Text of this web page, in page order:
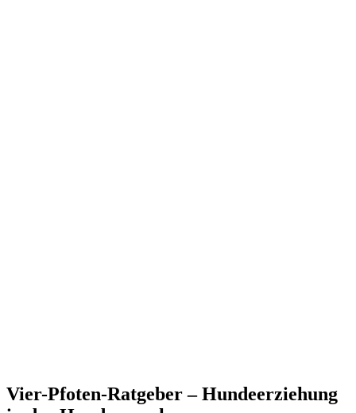
Vier-Pfoten-Ratgeber – Hundeerziehung